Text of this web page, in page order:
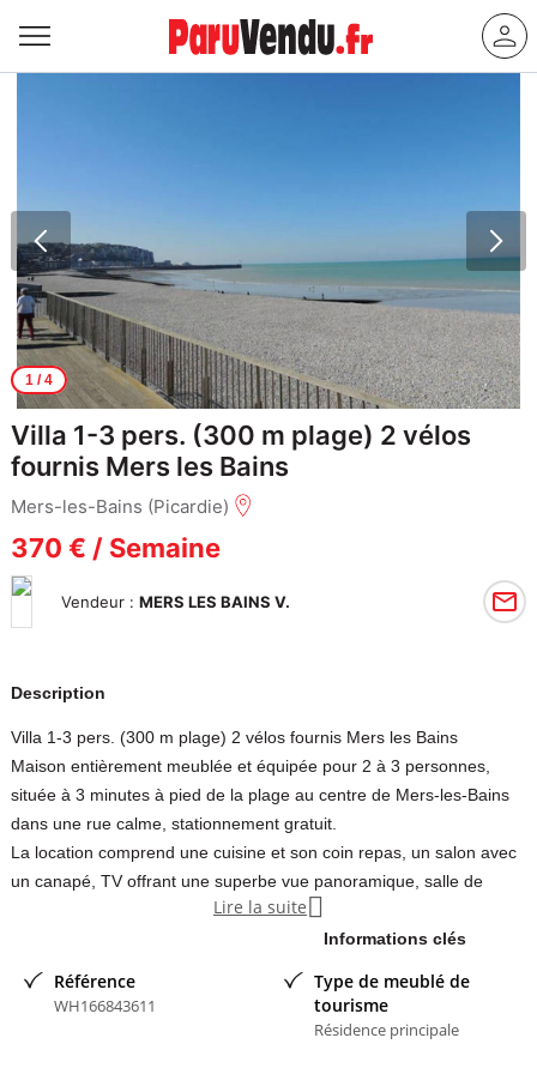
1/ 4
Villa 1-3 pers. (300 m plage) 2 vélos
fournis Mers les Bains
Mers-les-Bains (Picardie)
370 € / Semaine
Vendeur : MERS LES BAINS V.
Description
Villa 1-3 pers. (300 m plage) 2 vélos fournis Mers les Bains
Maison entièrement meublée et équipée pour 2 à 3 personnes,
située à 3 minutes à pied de la plage au centre de Mers-les-Bains
dans une rue calme, stationnement gratuit.
La location comprend une cuisine et son coin repas, un salon avec
un canapé, TV offrant une superbe vue panoramique, salle de
A l'étage : 2 chambres, la première avec lit double 140 x 190, la
seconde avec 1 lit 90 x 190 et un lit parapluie.
A l'extérieur, un petit terrain clos très ensoleillé est aménagé :
terrasse, salon de jardin, barbecue, coin pelouse, chaises longues.
Lire la suite 
Informations clés
Référence
WH166843611
Type de meublé de
tourisme
Résidence principale